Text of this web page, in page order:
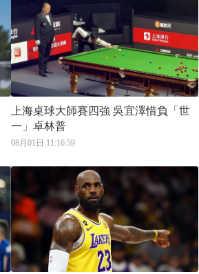
上海桌球大師賽四強 吳宜澤惜負「世
一」卓林普
08月01日 11:16:59